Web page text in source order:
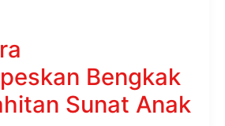
Bengkak
Sunat Anak